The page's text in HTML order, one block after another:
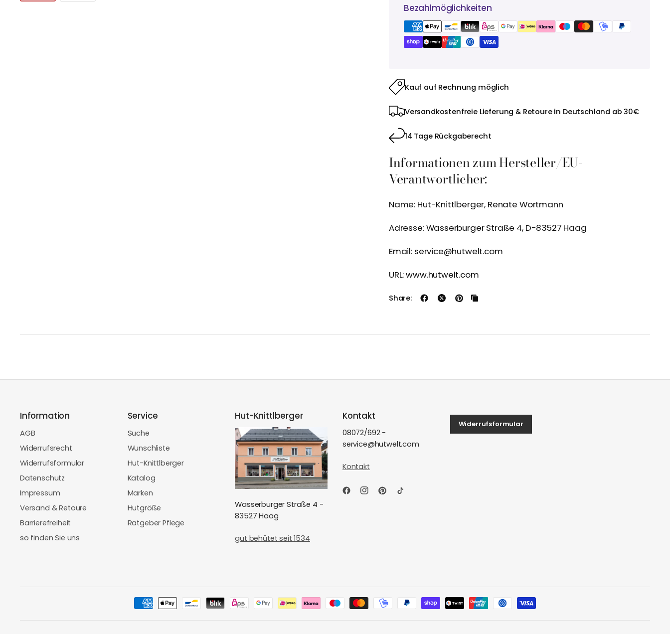
Bezahlmöglichkeiten
Kauf auf Rechnung möglich
Versandkostenfreie Lieferung & Retoure in Deutschland ab 30€
14 Tage Rückgaberecht
Informationen zum Hersteller/EU-
Verantwortlicher:
Name: Hut-Knittlberger, Renate Wortmann
Adresse: Wasserburger Straße 4, D-83527 Haag
Email: service@hutwelt.com
URL: www.hutwelt.com
Share:
Information
AGB
Widerrufsrecht
Widerrufsformular
Datenschutz
Impressum
Versand & Retoure
Barrierefreiheit
so finden Sie uns
Service
Suche
Wunschliste
Hut-Knittlberger
Katalog
Marken
Hutgröße
Ratgeber Pflege
Hut-Knittlberger
Wasserburger Straße 4 -
83527 Haag
gut behütet seit 1534
Kontakt
08072/692 -
service@hutwelt.com
Kontakt
Widerrufsformular